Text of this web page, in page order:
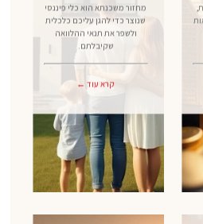
מחזור משכנתא הוא כלי פיננסי
שנוצר כדי להגן עליכם כלכלית
ולשפר את תנאי ההלוואה
שקיבלתם.
קרא עוד ←